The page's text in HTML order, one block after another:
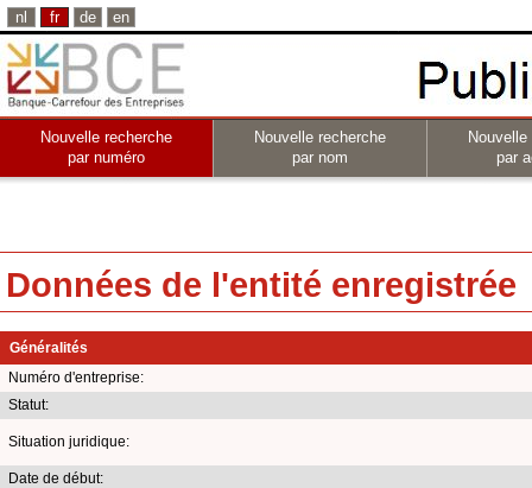
nl fr de en
Nouvelle recherche
par numéro
Nouvelle recherche
par nom
par
Données de l'entité enregistrée
Généralités
Numéro d'entreprise:
Statut:
Situation juridique:
Date de début: